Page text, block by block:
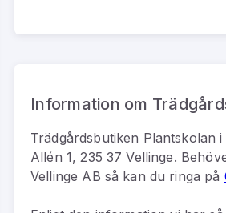
Information om
Trädgårdsbutiken Plantskolan i
Allén 1, 235 37 Vellinge.
Vellinge AB så kan du ringa på